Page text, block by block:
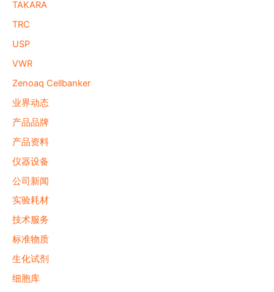
TAKARA
TRC
USP
VWR
Zenoaq Cellbanker
业界动态
产品品牌
产品资料
仪器设备
公司新闻
实验耗材
技术服务
标准物质
生化试剂
细胞库